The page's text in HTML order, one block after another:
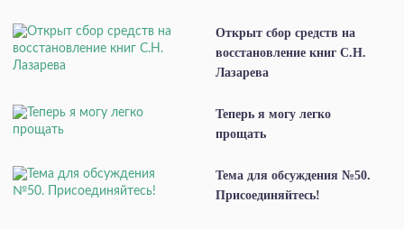
Открыт сбор средств на
восстановление книг С.Н.
Лазарева
Теперь я могу легко
прощать
Тема для обсуждения №50.
Присоединяйтесь!